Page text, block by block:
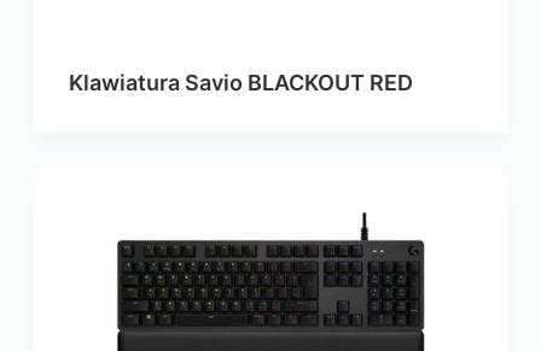
Klawiatura Savio BLACKOUT RED